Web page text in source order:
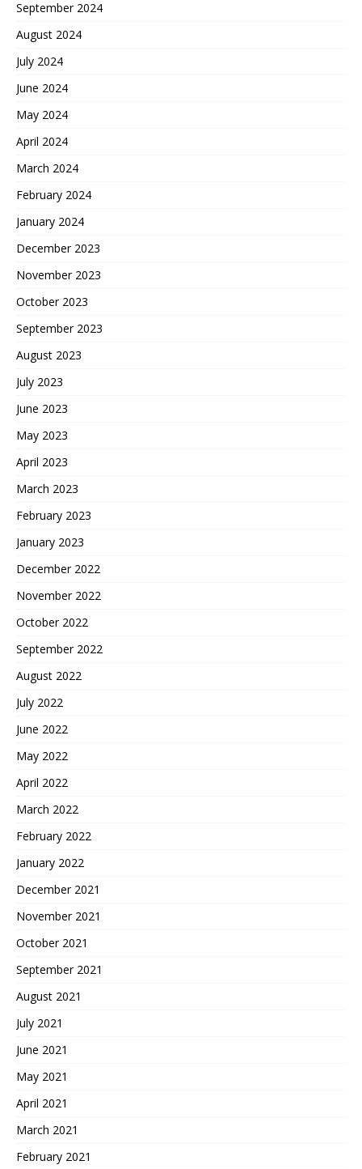
September 2024
August 2024
July 2024
June 2024
May 2024
April 2024
March 2024
February 2024
January 2024
December 2023
November 2023
October 2023
September 2023
August 2023
July 2023
June 2023
May 2023
April 2023
March 2023
February 2023
January 2023
December 2022
November 2022
October 2022
September 2022
August 2022
July 2022
June 2022
May 2022
April 2022
March 2022
February 2022
January 2022
December 2021
November 2021
October 2021
September 2021
August 2021
July 2021
June 2021
May 2021
April 2021
March 2021
February 2021